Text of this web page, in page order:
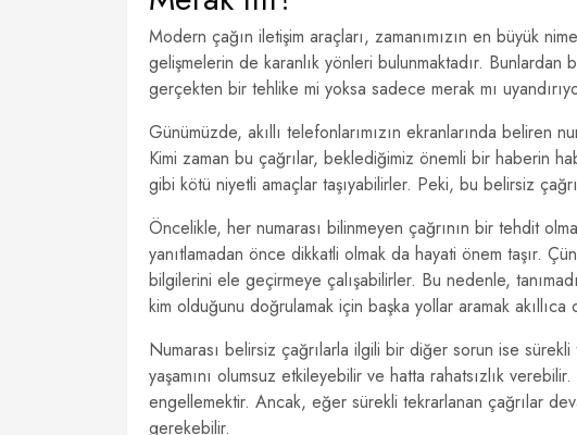
Modern çağın iletişim araçları, zamanımızın en büyük
gelişmelerin de karanlık yönleri bulunmaktadır.
gerçekten bir tehlike mi yoksa sadece merak mı
Günümüzde, akıllı telefonlarımızın ekranlarında beliren
Kimi zaman bu çağrılar, beklediğimiz önemli bir haberin
gibi kötü niyetli amaçlar taşıyabilirler. Peki, bu belirsiz
Öncelikle, her numarası bilinmeyen çağrının bir tehdit
yanıtlamadan önce dikkatli olmak da hayati önem taşır.
bilgilerini ele geçirmeye çalışabilirler. Bu nedenle,
kim olduğunu doğrulamak için başka yollar aramak akıllıca
Numarası belirsiz çağrılarla ilgili bir diğer sorun ise
yaşamını olumsuz etkileyebilir ve hatta rahatsızlık
engellemektir. Ancak, eğer sürekli tekrarlanan çağrılar
gerekebilir.